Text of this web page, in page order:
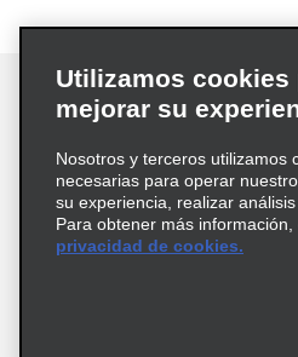
Términos de uso
Política de
Información de Salud
© 2026 Enterprise Holdings, Inc.
Utilizamos cookies
mejorar su
Nosotros y terceros utilizamos
necesarias para operar
su experiencia, realizar
Para obtener más
privacidad de cookies.